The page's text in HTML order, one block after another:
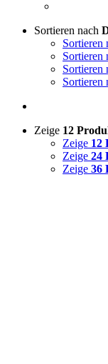
Sortieren nach
Sortieren
Sortieren
Sortieren
Sortieren
Zeige 12
Zeige 12
Zeige 24
Zeige 36